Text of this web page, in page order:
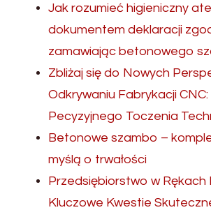
Jak rozumieć higieniczny
dokumentem deklaracji
zamawiając betonowego
Zbliżaj się do Nowych
Odkrywaniu Fabrykacji
Pecyzyjnego Toczenia
Betonowe szambo –
myślą o trwałości
Przedsiębiorstwo w Rękach
Kluczowe Kwestie